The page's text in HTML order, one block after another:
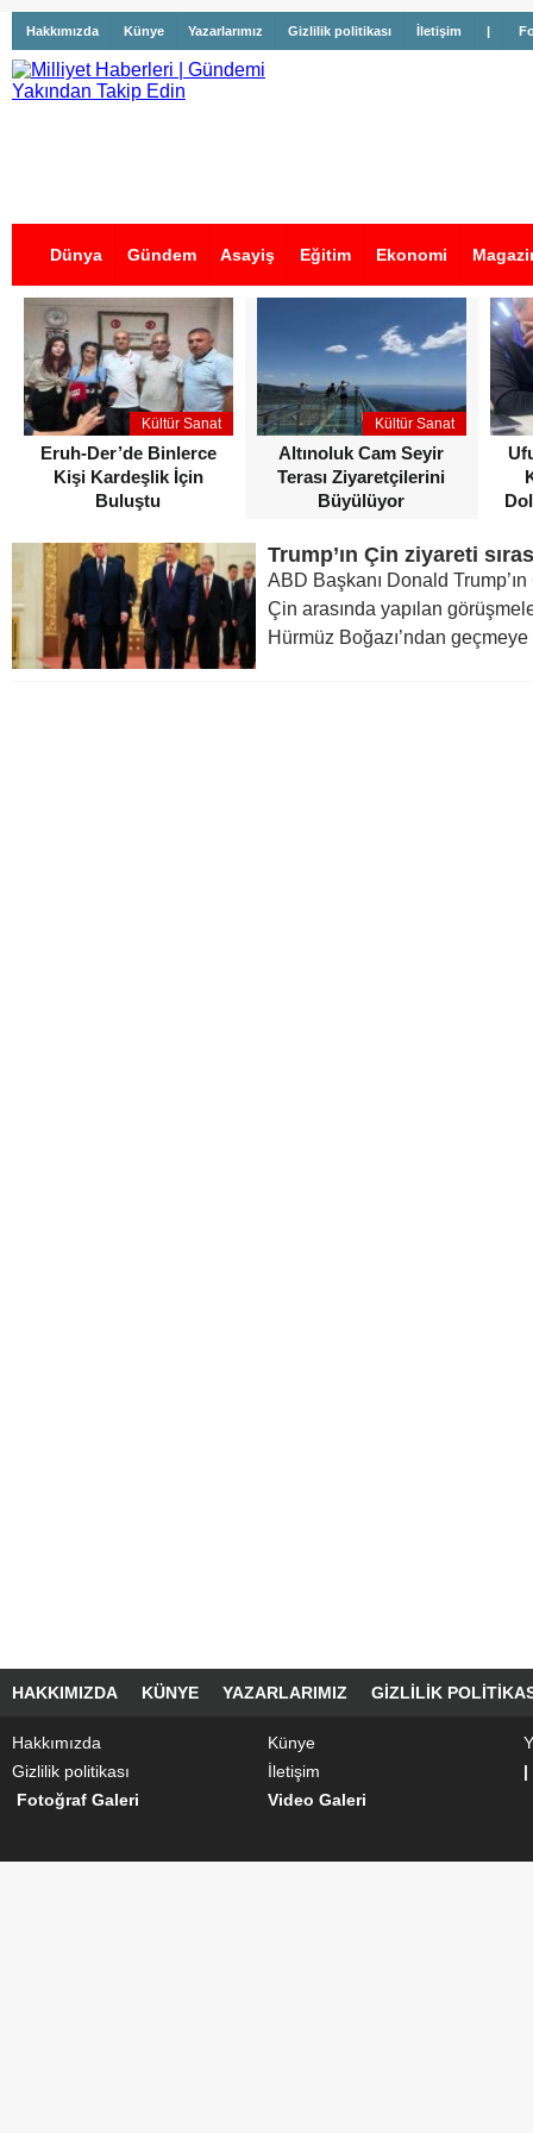
Hakkımızda Künye Yazarlarımız Gizlilik politikası İletişim |
Dünya Gündem Asayiş Eğitim Ekonomi
İş İlanları
Kültür Sanat
Eruh-Der’de Binlerce
Kişi Kardeşlik İçin
Buluştu
Kültür Sanat
Altınoluk Cam Seyir
Terası Ziyaretçilerini
Büyülüyor
ABD Başkanı Donald
Çin arasında yapılan
Hürmüz Boğazı’ndan geçmeye
HAKKIMIZDA KÜNYE YAZARLARIMIZ GIZLILIK
Hakkımızda Künye
Gizlilik politikası
İletişim
|
Fotoğraf Galeri
Video Galeri